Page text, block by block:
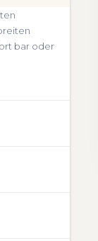
bar oder
So